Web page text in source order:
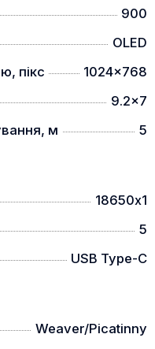
900
OLED
пікс
1024x768
9.2x7
м
5
18650х1
5
USB Type-C
Weaver/Picatinny